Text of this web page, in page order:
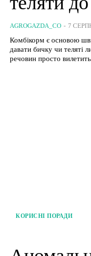
AGROGAZDA_CO - 7
Комбікорм є основою
давати бичку чи теляті
речовин просто
КОРИСНІ ПОРАДИ